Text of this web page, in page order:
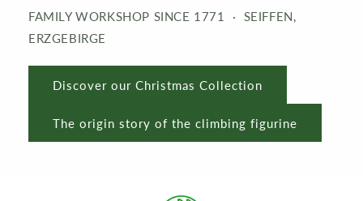
FAMILY WORKSHOP SINCE 1771 · SEIFFEN,
ERZGEBIRGE
Discover our Christmas Collection
The origin story of the climbing figurine